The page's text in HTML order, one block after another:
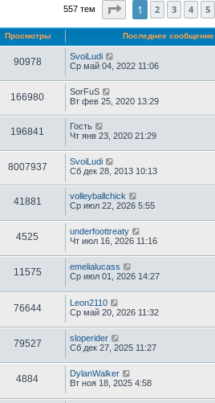
557 тем Страница 1из12
1 2 3 4 5
Просмотры Последнее сообщение
90978
SvoiLudi
Ср май 04, 2022 11:06
166980
SorFuS
Вт фев 25, 2020 13:29
196841
Гость
Чт янв 23, 2020 21:29
8007937
SvoiLudi
Сб дек 28, 2013 10:13
41881
volleyballchick
Ср июл 22, 2026 5:55
4525
underfoottreaty
Чт июл 16, 2026 11:16
11575
emelialucass
Ср июл 01, 2026 14:27
76644
Leon2110
Ср май 20, 2026 11:32
79527
sloperider
Сб дек 27, 2025 11:27
4884
DylanWalker
Вт ноя 18, 2025 4:58